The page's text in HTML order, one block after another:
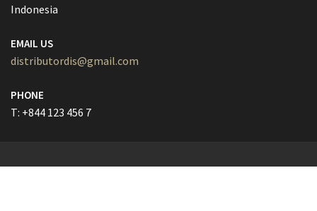
Indonesia
EMAIL US
distributordis@gmail.com
PHONE
T: +844 123 456 7